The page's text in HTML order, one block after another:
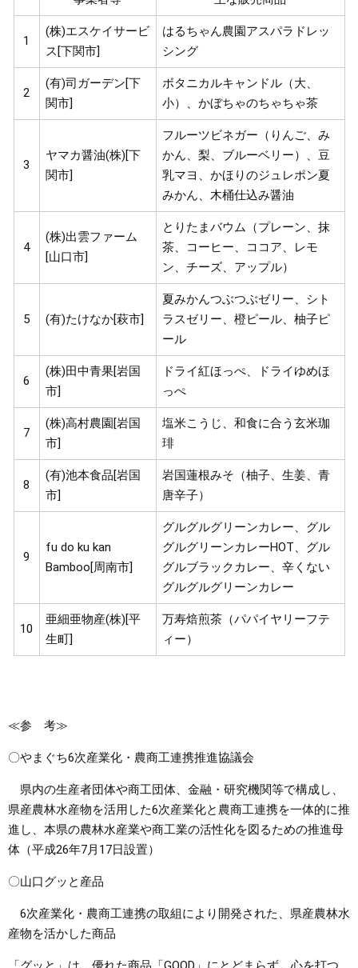
1
(株)エスケイサービ
ス[下関市]
はるちゃん農園アスパラドレッ
シング
2
(有)司ガーデン[下
関市]
ボタニカルキャンドル（大、
小）、かぼちゃのちゃちゃ茶
3
ヤマカ醤油(株)[下
関市]
フルーツビネガー（りんご、み
かん、梨、ブルーベリー）、豆
乳マヨ、かほりのジュレポン夏
みかん、木桶仕込み醤油
4
(株)出雲ファーム
[山口市]
とりたまバウム（プレーン、抹
茶、コーヒー、ココア、レモ
ン、チーズ、アップル）
5 (有)たけなか[萩市]
夏みかんつぶつぶゼリー、シト
ラスゼリー、橙ピール、柚子ピ
ール
6
(株)田中青果[岩国
市]
ドライ紅ほっぺ、ドライゆめほ
っぺ
7
(株)高村農園[岩国
市]
塩米こうじ、和食に合う玄米珈
琲
8
(有)池本食品[岩国
市]
岩国蓮根みそ（柚子、生姜、青
唐辛子）
9
fu do ku kan
Bamboo[周南市]
グルグルグリーンカレー、グル
グルグリーンカレーHOT、グル
グルブラックカレー、辛くない
グルグルグリーンカレー
10
亜細亜物産(株)[平
生町]
万寿焙煎茶（パパイヤリーフテ
ィー）
≪参 考≫
〇やまぐち6次産業化・農商工連携推進協議会
県内の生産者団体や商工団体、金融・研究機関等で構成し、
県産農林水産物を活用した6次産業化と農商工連携を一体的に推
進し、本県の農林水産業や商工業の活性化を図るための推進母
体（平成26年7月17日設置）
〇山口グッと産品
6次産業化・農商工連携の取組により開発された、県産農林水
産物を活かした商品